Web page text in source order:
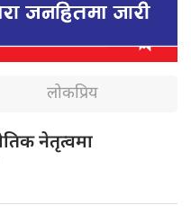
लोकप्रिय
नेतृत्वमा